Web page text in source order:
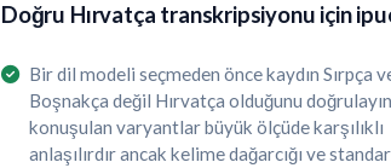
Doğru Hırvatça transkripsiyonu için
Bir dil modeli seçmeden önce kaydın Sırpça
Boşnakça değil Hırvatça olduğunu
konuşulan varyantlar büyük ölçüde karşılıklı
anlaşılırdır ancak kelime dağarcığı ve